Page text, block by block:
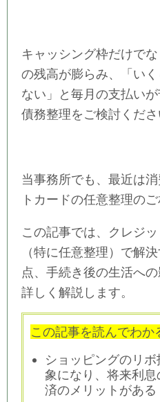
キャッシング枠だけで
の残高が膨らみ、「い
ない」と毎月の支払い
債務整理をご検討くださ
当事務所でも、最近は
トカードの任意整理の
この記事では、クレジ
（特に任意整理）で解
点、手続き後の生活へ
詳しく解説します。
この記事を読んでわか
ショッピングのリ
象になり、将来利
済のメリットがある